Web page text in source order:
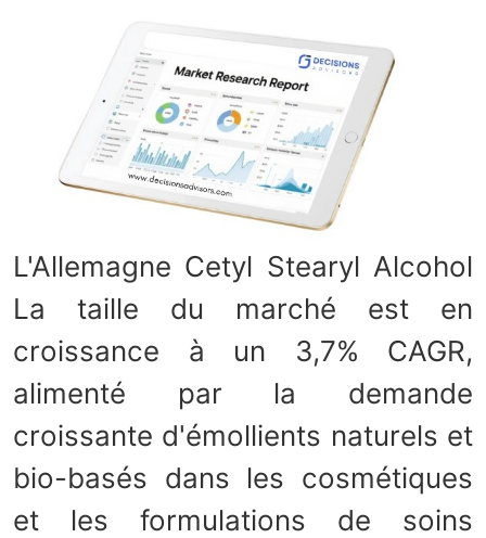
L'Allemagne Cetyl Stearyl Alcohol
La taille du marché est en
croissance à un 3,7% CAGR,
alimenté par la demande
croissante d'émollients naturels et
bio-basés dans les cosmétiques
et les formulations de soins